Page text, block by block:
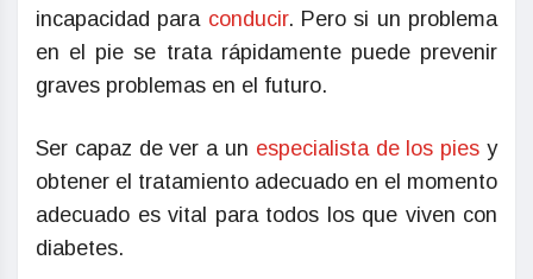
incapacidad para conducir. Pero si un problema
en el pie se trata rápidamente puede prevenir
graves problemas en el futuro.
Ser capaz de ver a un especialista de los pies y
obtener el tratamiento adecuado en el momento
adecuado es vital para todos los que viven con
diabetes.